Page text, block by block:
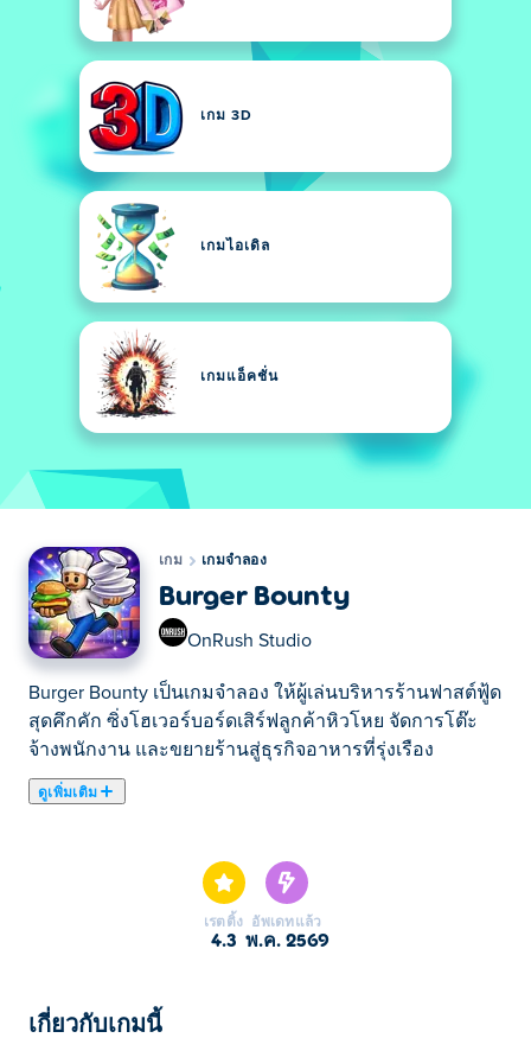
เกม 3D
เกมไอเดิล
เกมแอ็คชั่น
เกม เกมจำลอง
Burger Bounty
OnRush Studio
Burger Bounty เป็นเกมจำลอง ให้ผู้เล่นบริหารร้านฟาสต์ฟู้ด
สุดคึกคัก ซิ่งโฮเวอร์บอร์ดเสิร์ฟลูกค้าหิวโหย จัดการโต๊ะ
จ้างพนักงาน และขยายร้านสู่ธุรกิจอาหารที่รุ่งเรือง
ดูเพิ่มเติม
จำลองสถานการณ์ที่คุณเล่นเป็นเจ้าของและเป็นสมาชิกคน
เดียวของทีมในตอนเริ่มต้น! ค่อยๆ สร้างร้านอาหารของคุณ
โดยเพิ่มโต๊ะ อาหาร และสมาชิกในทีม จนกว่าคุณจะมีร้าน
ไป พวกเขาจะจากไปและคุณไม่ได้เงิน! อัปเกรดตัวละคร
เรตติ้ง
4.3
อัพเดทแล้ว
พ.ค. 2569
เกี่ยวกับเกมนี้